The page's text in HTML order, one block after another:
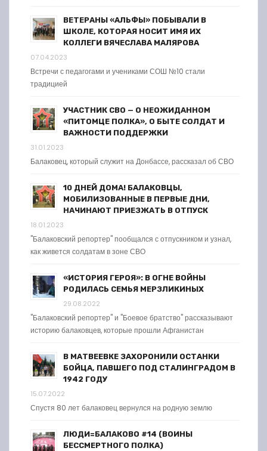
ВЕТЕРАНЫ «АЛЬФЫ» ПОБЫВАЛИ В
ШКОЛЕ, КОТОРАЯ НОСИТ ИМЯ ИХ
КОЛЛЕГИ ВЯЧЕСЛАВА МАЛЯРОВА
07.04.2023
Встречи с педагогами и учениками СОШ №10 стали
традицией
УЧАСТНИК СВО — О НЕОЖИДАННОМ
«ПИТОМЦЕ ПОЛКА», О БЫТЕ СОЛДАТ И
ВАЖНОСТИ ПОДДЕРЖКИ
31.01.2023
Балаковец, который служит на Донбассе, рассказал об СВО
10 ДНЕЙ ДОМА! БАЛАКОВЦЫ,
МОБИЛИЗОВАННЫЕ В ПЕРВЫЕ ДНИ,
НАЧИНАЮТ ПРИЕЗЖАТЬ В ОТПУСК
18.01.2023
"Балаковский репортер" пообщался с отпускником и узнал,
как живется солдатам в зоне СВО
«ИСТОРИЯ ГЕРОЯ»: В ОГНЕ ВОЙНЫ
РОДИЛАСЬ СЕМЬЯ МЕРЗЛИКИНЫХ
29.08.2022
"Балаковский репортер" и "Боевое братство" рассказывают
историю балаковцев, которые прошли Афганистан
В МАТВЕЕВКЕ ЗАХОРОНИЛИ ОСТАНКИ
БОЙЦА, ПАВШЕГО ПОД СТАЛИНГРАДОМ В
1942 ГОДУ
15.07.2022
Спустя 80 лет балаковец вернулся на родную землю
ЛЮДИ=БАЛАКОВО #14 (ВОИНЫ
БЕССМЕРТНОГО ПОЛКА)